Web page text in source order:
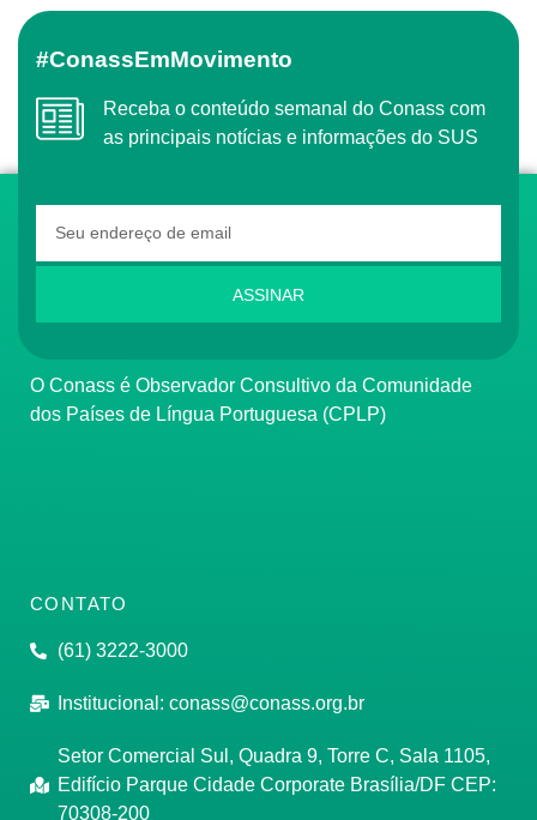
#ConassEmMovimento
Receba o conteúdo semanal do Conass com
as principais notícias e informações do SUS
ASSINAR
O Conass é Observador Consultivo da Comunidade
dos Países de Língua Portuguesa (CPLP)
CONTATO
(61) 3222-3000
Institucional: conass@conass.org.br
Setor Comercial Sul, Quadra 9, Torre C, Sala 1105,
Edifício Parque Cidade Corporate Brasília/DF CEP:
70308-200